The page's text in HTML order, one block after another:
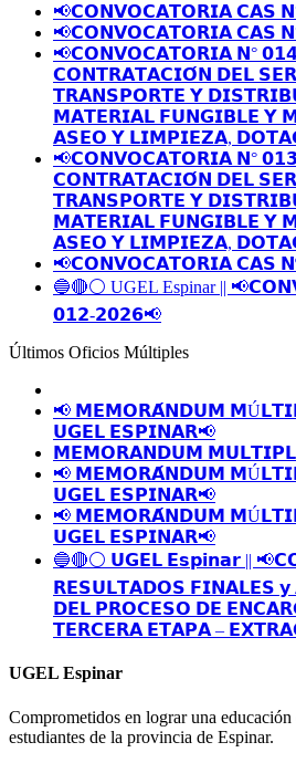
📢𝗖𝗢𝗡𝗩𝗢𝗖𝗔𝗧𝗢𝗥𝗜𝗔 𝗖𝗔𝗦
📢𝗖𝗢𝗡𝗩𝗢𝗖𝗔𝗧𝗢𝗥𝗜𝗔 𝗖𝗔𝗦
📢𝗖𝗢𝗡𝗩𝗢𝗖𝗔𝗧𝗢𝗥𝗜𝗔 𝗡°
𝗖𝗢𝗡𝗧𝗥𝗔𝗧𝗔𝗖𝗜𝗢́𝗡 𝗗𝗘𝗟
𝗧𝗥𝗔𝗡𝗦𝗣𝗢𝗥𝗧𝗘 𝗬
𝗠𝗔𝗧𝗘𝗥𝗜𝗔𝗟 𝗙𝗨𝗡𝗚𝗜𝗕𝗟𝗘 𝗬
𝗔𝗦𝗘𝗢 𝗬 𝗟𝗜𝗠𝗣𝗜𝗘𝗭𝗔,
📢𝗖𝗢𝗡𝗩𝗢𝗖𝗔𝗧𝗢𝗥𝗜𝗔 𝗡°
𝗖𝗢𝗡𝗧𝗥𝗔𝗧𝗔𝗖𝗜𝗢́𝗡 𝗗𝗘𝗟
𝗧𝗥𝗔𝗡𝗦𝗣𝗢𝗥𝗧𝗘 𝗬
𝗠𝗔𝗧𝗘𝗥𝗜𝗔𝗟 𝗙𝗨𝗡𝗚𝗜𝗕𝗟𝗘 𝗬
𝗔𝗦𝗘𝗢 𝗬 𝗟𝗜𝗠𝗣𝗜𝗘𝗭𝗔,
📢𝗖𝗢𝗡𝗩𝗢𝗖𝗔𝗧𝗢𝗥𝗜𝗔 𝗖𝗔𝗦
🔵🔴⚪️ UGEL Espinar ||
𝟬𝟭𝟮-𝟮𝟬𝟮𝟲📢
Últimos Oficios Múltiples
📢 𝗠𝗘𝗠𝗢𝗥𝗔́𝗡𝗗𝗨𝗠
𝗨𝗚𝗘𝗟 𝗘𝗦𝗣𝗜𝗡𝗔𝗥📢
𝗠𝗘𝗠𝗢𝗥𝗔𝗡𝗗𝗨𝗠
📢 𝗠𝗘𝗠𝗢𝗥𝗔́𝗡𝗗𝗨𝗠
𝗨𝗚𝗘𝗟 𝗘𝗦𝗣𝗜𝗡𝗔𝗥📢
📢 𝗠𝗘𝗠𝗢𝗥𝗔́𝗡𝗗𝗨𝗠
𝗨𝗚𝗘𝗟 𝗘𝗦𝗣𝗜𝗡𝗔𝗥📢
🔵🔴⚪️ 𝗨𝗚𝗘𝗟 𝗘𝘀𝗽𝗶𝗻𝗮𝗿 ||
𝗥𝗘𝗦𝗨𝗟𝗧𝗔𝗗𝗢𝗦 𝗙𝗜𝗡𝗔𝗟𝗘𝗦 𝘆
𝗗𝗘𝗟 𝗣𝗥𝗢𝗖𝗘𝗦𝗢 𝗗𝗘
𝗧𝗘𝗥𝗖𝗘𝗥𝗔 𝗘𝗧𝗔𝗣𝗔 –
UGEL Espinar
Comprometidos en lograr una
estudiantes de la provincia de Espinar.